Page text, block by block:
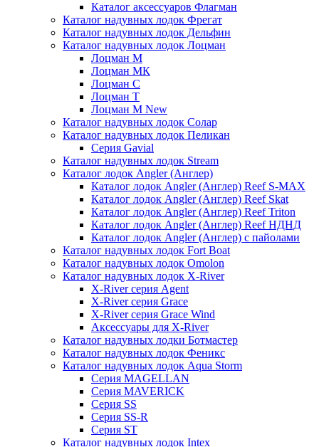
Каталог аксессуаров Флагман
Каталог надувных лодок Фрегат
Каталог надувных лодок Дельфин
Каталог надувных лодок Лоцман
Лоцман М
Лоцман МК
Лоцман С
Лоцман Т
Лоцман М New
Каталог надувных лодок Солар
Каталог надувных лодок Пеликан
Серия Gavial
Каталог надувных лодок Stream
Каталог лодок Angler (Англер)
Каталог лодок Angler (Англер) Reef S-MAX
Каталог лодок Angler (Англер) Reef Skat
Каталог лодок Angler (Англер) Reef Triton
Каталог лодок Angler (Англер) Reef НДНД
Каталог лодок Angler (Англер) с пайолами
Каталог надувных лодок Fort Boat
Каталог надувных лодок Omolon
Каталог надувных лодок X-River
X-River серия Agent
X-River серия Grace
X-River серия Grace Wind
Аксессуары для X-River
Каталог надувных лодки Ботмастер
Каталог надувных лодок Феникc
Каталог надувных лодок Aqua Storm
Серия MAGELLAN
Серия MAVERICK
Серия SS
Серия SS-R
Серия ST
Каталог надувных лодок Intex